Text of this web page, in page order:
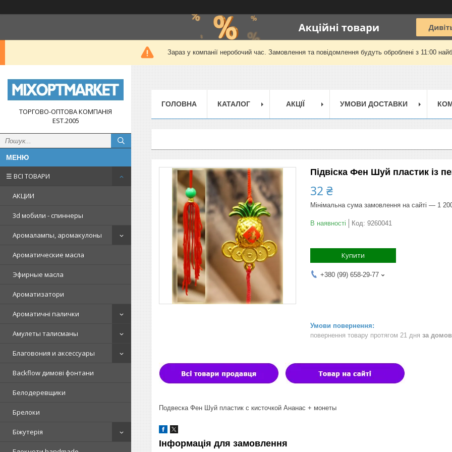
Зараз у компанії неробочий час. Замовлення та повідомлення будуть оброблені з 11:00
ТОРГОВО-ОПТОВА КОМПАНІЯ
EST.2005
☰ ВСІ ТОВАРИ
АКЦИИ
3d мобили - спиннеры
Аромалампы, аромакулоны
Ароматические масла
Эфирные масла
Ароматизатори
Ароматичні палички
Амулеты талисманы
Благовония и аксессуары
Backflow димові фонтани
Белодеревщики
Брелоки
Біжутерія
ГОЛОВНА КАТАЛОГ АКЦІЇ УМОВИ ДОСТАВКИ
Підвіска Фен Шуй пластик із
32 ₴
Мінімальна сума замовлення на сайті — 1
В наявності Код: 9260041
Купити
+380 (99) 658-29-77
повернення товару протягом 21 дня за
Подвеска Фен Шуй пластик с кисточкой Ананас + монеты
Інформація для замовлення